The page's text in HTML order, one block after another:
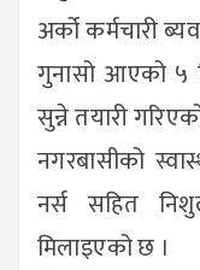
अर्को कर्मचारी
गुनासो आएको ५
सुन्ने तयारी
नगरबासीको
नर्स सहित
मिलाइएको छ ।